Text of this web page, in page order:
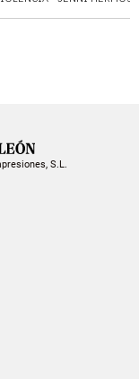
S.L.